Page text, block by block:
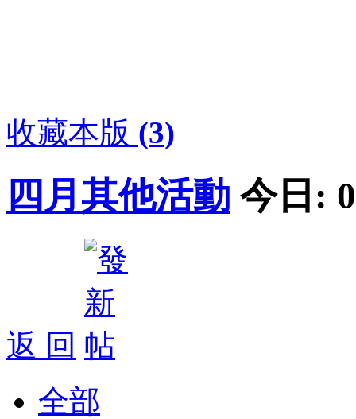
收藏本版 (3)
四月其他活動 今日: 0
返 回
全部